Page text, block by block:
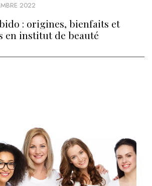
2022
: origines, bienfaits et
en institut de beauté